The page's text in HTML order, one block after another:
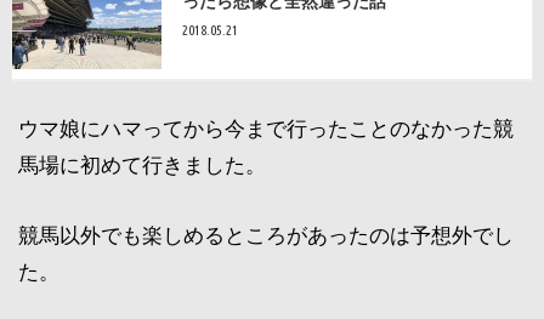
2018.05.21
ウマ娘にハマってから今まで行ったことのなかった競
馬場に初めて行きました。
競馬以外でも楽しめるところがあったのは予想外でし
た。